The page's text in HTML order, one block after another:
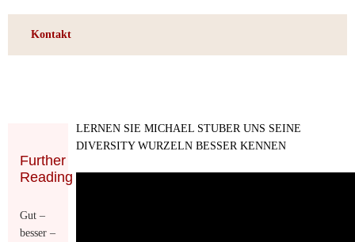
Kontakt
Further
Reading
Gut –
besser –
LERNEN SIE MICHAEL STUBER UNS SEINE
DIVERSITY WURZELN BESSER KENNEN